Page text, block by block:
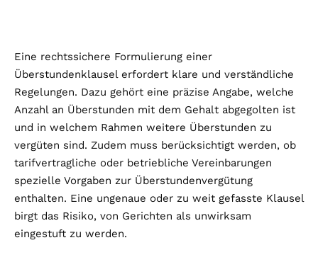
Eine rechtssichere Formulierung einer
Überstundenklausel erfordert klare und verständliche
Regelungen. Dazu gehört eine präzise Angabe, welche
Anzahl an Überstunden mit dem Gehalt abgegolten ist
und in welchem Rahmen weitere Überstunden zu
vergüten sind. Zudem muss berücksichtigt werden, ob
tarifvertragliche oder betriebliche Vereinbarungen
spezielle Vorgaben zur Überstundenvergütung
enthalten. Eine ungenaue oder zu weit gefasste Klausel
birgt das Risiko, von Gerichten als unwirksam
eingestuft zu werden.